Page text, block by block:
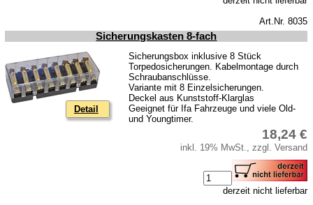
Art.Nr. 8035
Sicherungskasten 8-fach
Detail
Sicherungsbox inklusive 8 Stück
Torpedosicherungen. Kabelmontage durch
Schraubanschlüsse.
Variante mit 8 Einzelsicherungen.
Deckel aus Kunststoff-Klarglas
Geeignet für Ifa Fahrzeuge und viele Old-
und Youngtimer.
18,24 €
inkl. 19% MwSt., zzgl. Versand
derzeit nicht lieferbar